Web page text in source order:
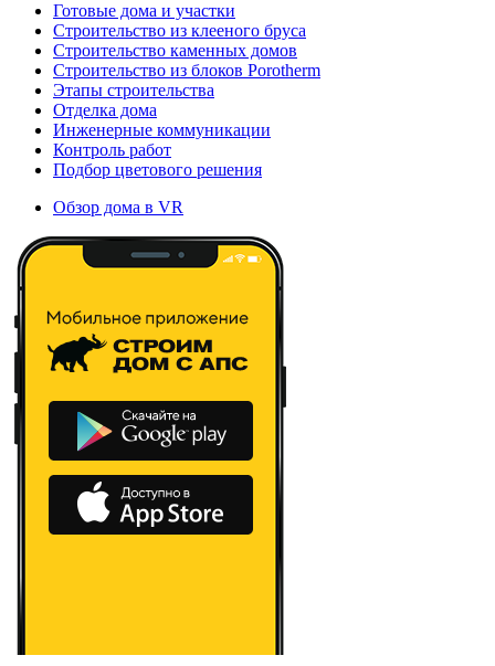
Готовые дома и участки
Строительство из клееного бруса
Строительство каменных домов
Строительство из блоков Porotherm
Этапы строительства
Отделка дома
Инженерные коммуникации
Контроль работ
Подбор цветового решения
Обзор дома в VR